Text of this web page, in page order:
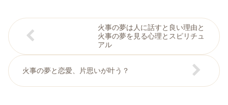
火事の夢は人に話すと良い理由と
火事の夢を見る心理とスピリチュ
アル
火事の夢と恋愛、片思いが叶う？